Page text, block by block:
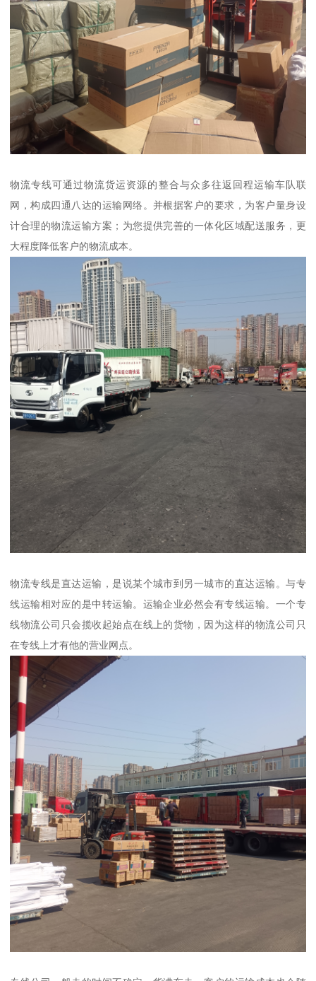
物流专线可通过物流货运资源的整合与众多往返回程运输车队联
网，构成四通八达的运输网络。并根据客户的要求，为客户量身设
计合理的物流运输方案；为您提供完善的一体化区域配送服务，更
大程度降低客户的物流成本。
物流专线是直达运输，是说某个城市到另一城市的直达运输。与专
线运输相对应的是中转运输。运输企业必然会有专线运输。一个专
线物流公司只会揽收起始点在线上的货物，因为这样的物流公司只
在专线上才有他的营业网点。